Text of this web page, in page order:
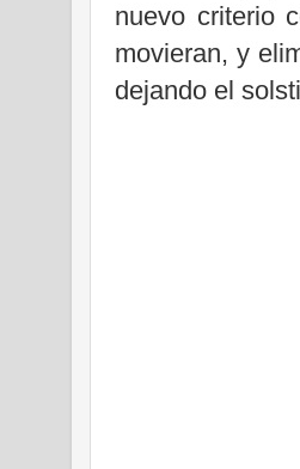
nuevo criterio
movieran, y
dejando el